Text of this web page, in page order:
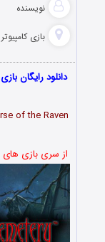
نویسنده
بازی کامپیوتر
از سری بازی های